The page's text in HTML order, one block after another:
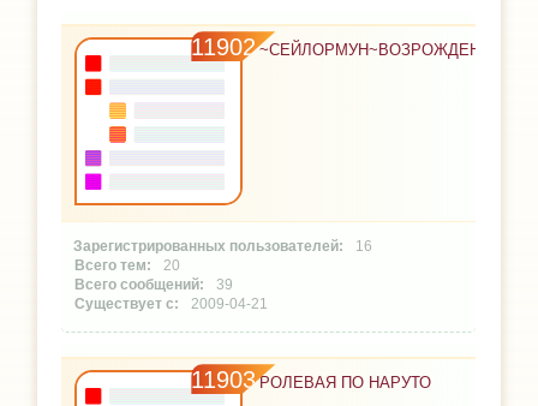
11902 ~СЕЙЛОРМУН~ВОЗРОЖДЕНИЕ
16
20
39
2009-04-21
11903 РОЛЕВАЯ ПО НАРУТО